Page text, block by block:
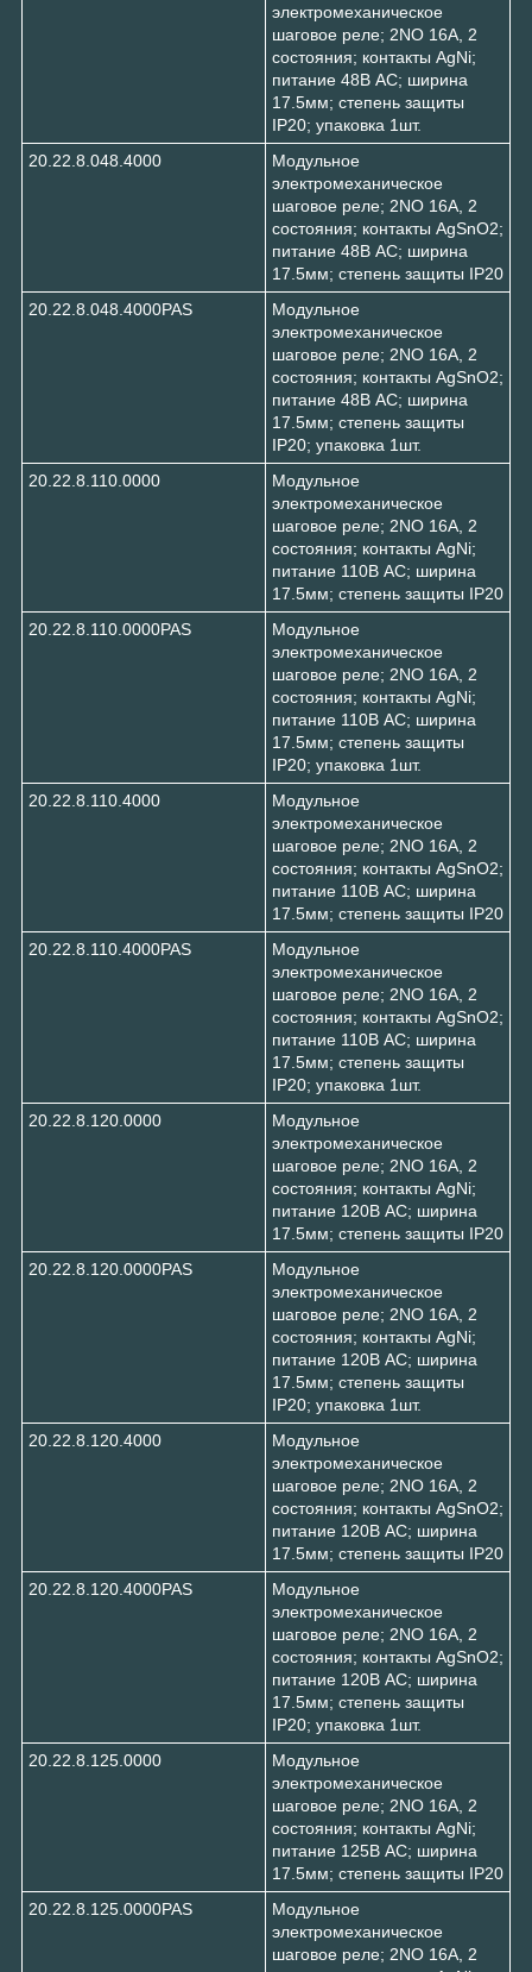
электромеханическое
шаговое реле; 2NO 16А, 2
состояния; контакты AgNi;
питание 48В АC; ширина
17.5мм; степень защиты
IP20; упаковка 1шт.
20.22.8.048.4000
Модульное
электромеханическое
шаговое реле; 2NO 16А, 2
состояния; контакты AgSnO2;
питание 48В АC; ширина
17.5мм; степень защиты IP20
20.22.8.048.4000PAS
Модульное
электромеханическое
шаговое реле; 2NO 16А, 2
состояния; контакты AgSnO2;
питание 48В АC; ширина
17.5мм; степень защиты
IP20; упаковка 1шт.
20.22.8.110.0000
Модульное
электромеханическое
шаговое реле; 2NO 16А, 2
состояния; контакты AgNi;
питание 110В АC; ширина
17.5мм; степень защиты IP20
20.22.8.110.0000PAS
Модульное
электромеханическое
шаговое реле; 2NO 16А, 2
состояния; контакты AgNi;
питание 110В АC; ширина
17.5мм; степень защиты
IP20; упаковка 1шт.
20.22.8.110.4000
Модульное
электромеханическое
шаговое реле; 2NO 16А, 2
состояния; контакты AgSnO2;
питание 110В АC; ширина
17.5мм; степень защиты IP20
20.22.8.110.4000PAS
Модульное
электромеханическое
шаговое реле; 2NO 16А, 2
состояния; контакты AgSnO2;
питание 110В АC; ширина
17.5мм; степень защиты
IP20; упаковка 1шт.
20.22.8.120.0000
Модульное
электромеханическое
шаговое реле; 2NO 16А, 2
состояния; контакты AgNi;
питание 120В АC; ширина
17.5мм; степень защиты IP20
20.22.8.120.0000PAS
Модульное
электромеханическое
шаговое реле; 2NO 16А, 2
состояния; контакты AgNi;
питание 120В АC; ширина
17.5мм; степень защиты
IP20; упаковка 1шт.
20.22.8.120.4000
Модульное
электромеханическое
шаговое реле; 2NO 16А, 2
состояния; контакты AgSnO2;
питание 120В АC; ширина
17.5мм; степень защиты IP20
20.22.8.120.4000PAS
Модульное
электромеханическое
шаговое реле; 2NO 16А, 2
состояния; контакты AgSnO2;
питание 120В АC; ширина
17.5мм; степень защиты
IP20; упаковка 1шт.
20.22.8.125.0000
Модульное
электромеханическое
шаговое реле; 2NO 16А, 2
состояния; контакты AgNi;
питание 125В АC; ширина
17.5мм; степень защиты IP20
20.22.8.125.0000PAS
Модульное
электромеханическое
шаговое реле; 2NO 16А, 2